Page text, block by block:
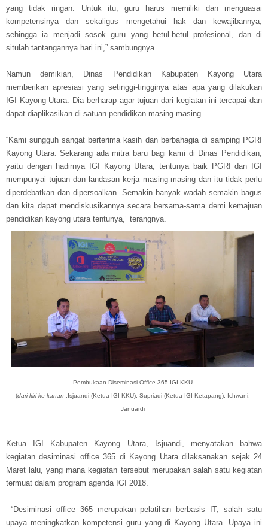
yang tidak ringan. Untuk itu, guru harus memiliki dan menguasai
kompetensinya dan sekaligus mengetahui hak dan kewajibannya,
sehingga ia menjadi sosok guru yang betul-betul profesional, dan di
situlah tantangannya hari ini,” sambungnya.
Namun demikian, Dinas Pendidikan Kabupaten Kayong Utara
memberikan apresiasi yang setinggi-tingginya atas apa yang dilakukan
IGI Kayong Utara. Dia berharap agar tujuan dari kegiatan ini tercapai dan
dapat diaplikasikan di satuan pendidikan masing-masing.
“Kami sungguh sangat berterima kasih dan berbahagia di samping PGRI
Kayong Utara. Sekarang ada mitra baru bagi kami di Dinas Pendidikan,
yaitu dengan hadirnya IGI Kayong Utara, tentunya baik PGRI dan IGI
mempunyai tujuan dan landasan kerja masing-masing dan itu tidak perlu
diperdebatkan dan dipersoalkan. Semakin banyak wadah semakin bagus
dan kita dapat mendiskusikannya secara bersama-sama demi kemajuan
pendidikan kayong utara tentunya,” terangnya.
Pembukaan Diseminasi Office 365 IGI KKU
(dari kiri ke kanan :Isjuandi (Ketua IGI KKU); Supriadi (Ketua IGI Ketapang); Ichwani;
Januardi
Ketua IGI Kabupaten Kayong Utara, Isjuandi, menyatakan bahwa
kegiatan desiminasi office 365 di Kayong Utara dilaksanakan sejak 24
Maret lalu, yang mana kegiatan tersebut merupakan salah satu kegiatan
termuat dalam program agenda IGI 2018.
“Desiminasi office 365 merupakan pelatihan berbasis IT, salah satu
upaya meningkatkan kompetensi guru yang di Kayong Utara. Upaya ini